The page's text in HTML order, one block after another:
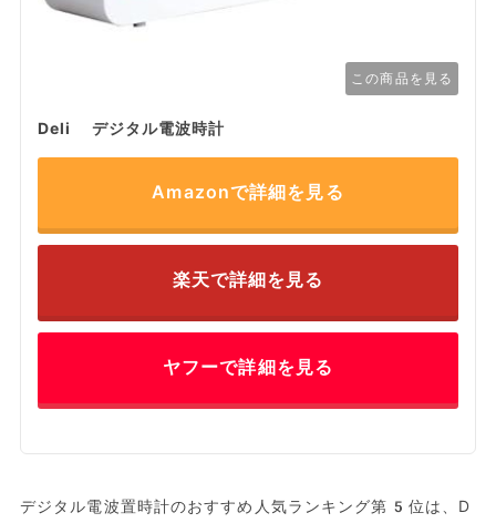
この商品を見る
Deli デジタル電波時計
Amazonで詳細を見る
楽天で詳細を見る
ヤフーで詳細を見る
デジタル電波置時計のおすすめ人気ランキング第5位は、D